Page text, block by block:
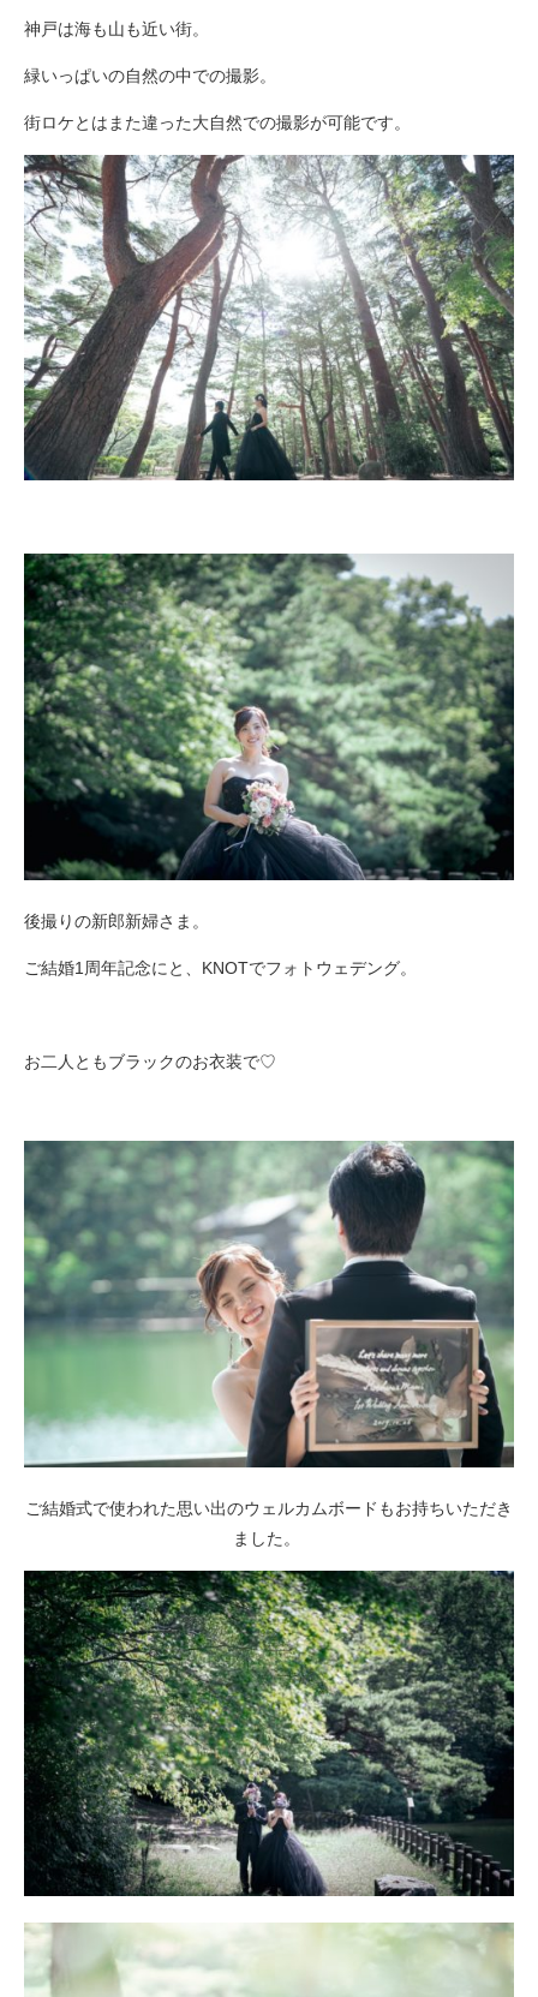
神戸は海も山も近い街。
緑いっぱいの自然の中での撮影。
街ロケとはまた違った大自然での撮影が可能です。
後撮りの新郎新婦さま。
ご結婚1周年記念にと、KNOTでフォトウェデング。
お二人ともブラックのお衣装で♡
ご結婚式で使われた思い出のウェルカムボードもお持ちいただき
ました。